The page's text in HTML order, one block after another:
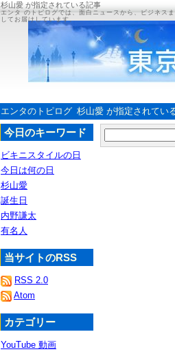
杉山愛 が指定されている記事
エンタ のトピログでは、面白ニュースから、ビジネス
してお届けしています。
エンタのトピログ 杉山愛 が指定されてい
今日のキーワード
ビキニスタイルの日
今日は何の日
杉山愛
誕生日
内野謙太
有名人
当サイトのRSS
RSS 2.0
Atom
カテゴリー
YouTube 動画